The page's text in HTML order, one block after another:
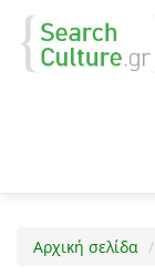
Αρχική σελίδα